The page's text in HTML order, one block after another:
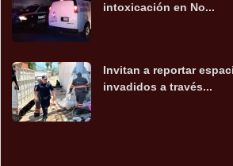
intoxicación en No...
Invitan a reportar
invadidos a través...